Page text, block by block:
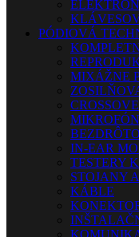
PÓDIOVÁ
MIXÁŽNE
IN-EAR
TESTERY
STOJANY
KÁBLE